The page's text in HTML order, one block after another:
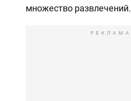
множество развлечений.
РЕКЛАМА